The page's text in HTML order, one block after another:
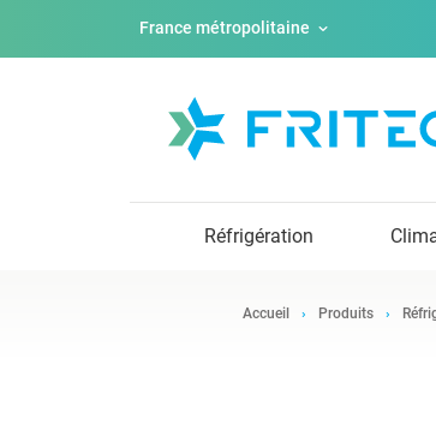
France métropolitaine
Réfrigération
Accueil Produits